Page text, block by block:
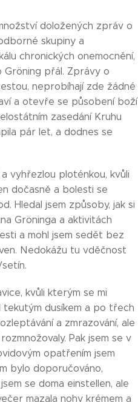
doložených zpráv o
skupiny a
chronických onemocnění,
Gröning přál. Zprávy o
neprobíhají zde žádné
a otevře se působení boží
zasedání Kruhu
pár let, a dodnes se
vyhřezlou ploténkou, kvůli
dočasně a bolesti se
Hledal jsem způsoby, jak si
Gröninga a aktivitách
a mohl jsem sedět bez
Nedokážu tu vděčnost
kvůli kterým se mi
tekutým dusíkem a po třech
a zmrazování, ale
Pak jsem se v
opatřením jsem
bylo doporučováno,
se doma einstellen, ale
mazala nohy krémem a